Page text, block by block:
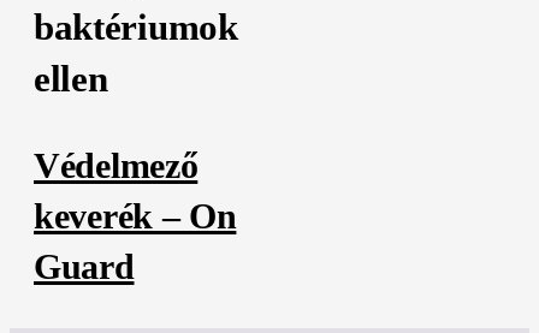
baktériumok
ellen
Védelmező
keverék – On
Guard